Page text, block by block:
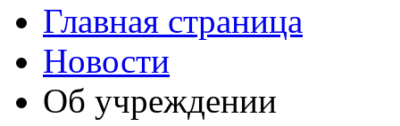
Главная страница
Новости
Об учреждении